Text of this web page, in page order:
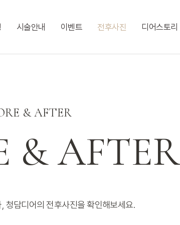
시술안내 이벤트 전후사진 디어스토리
& AFTER
& AFTER
청담디어의 전후사진을 확인해보세요.